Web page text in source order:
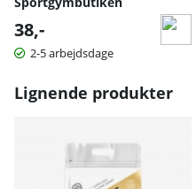
38,-
2-5 arbejdsdage
Lignende produkter